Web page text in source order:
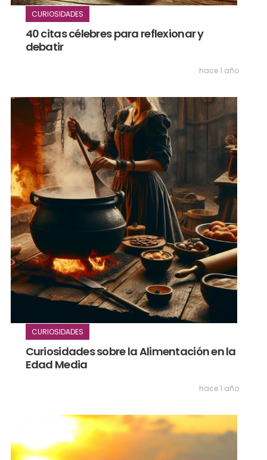
CURIOSIDADES
40 citas célebres para reflexionar y
debatir
hace 1 año
CURIOSIDADES
Curiosidades sobre la Alimentación en la
Edad Media
hace 1 año